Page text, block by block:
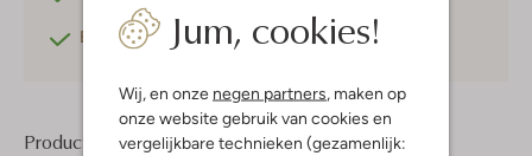
Jum, cookies!
Wij, en onze negen partners , maken op
onze website gebruik van cookies en
vergelijkbare technieken (gezamenlijk:
Betaal achterafmet Klarna
Product informatie